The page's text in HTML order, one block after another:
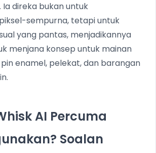
Ia direka bukan untuk
sempurna, tetapi untuk
yang pantas, menjadikannya
menjana konsep untuk mainan
enamel, pelekat, dan barangan
AI Percuma
Soalan